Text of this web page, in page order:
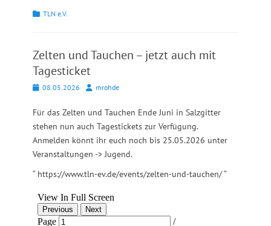
Kategorien
TLN e.V.
Zelten und Tauchen – jetzt auch mit
Tagesticket
Posted08.05.2026 Autormrohde
Für das Zelten und Tauchen Ende Juni in Salzgitter
stehen nun auch Tagestickets zur Verfügung.
Anmelden könnt ihr euch noch bis 25.05.2026 unter
Veranstaltungen -> Jugend.
“ https://www.tln-ev.de/events/zelten-und-tauchen/ “